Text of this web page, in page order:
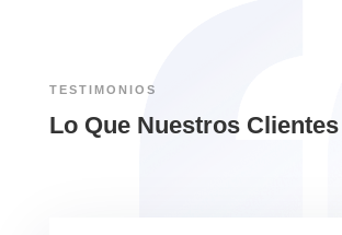
TESTIMONIOS
Lo Que Nuestros